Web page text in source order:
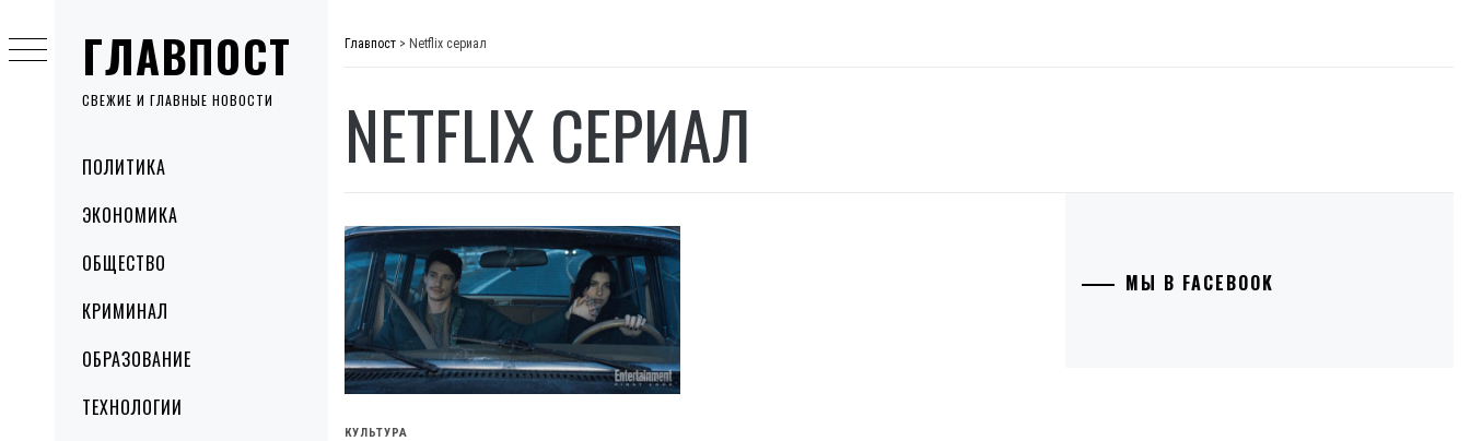
ГЛАВПОСТ
СВЕЖИЕ И ГЛАВНЫЕ НОВОСТИ
MenuПОЛИТИКА
ЭКОНОМИКА
ОБЩЕСТВО
КРИМИНАЛ
ОБРАЗОВАНИЕ
ТЕХНОЛОГИИ
to
content
Главпост > Netflix сериал
NETFLIX СЕРИАЛ
КУЛЬТУРА
МЫ В FACEBOOK